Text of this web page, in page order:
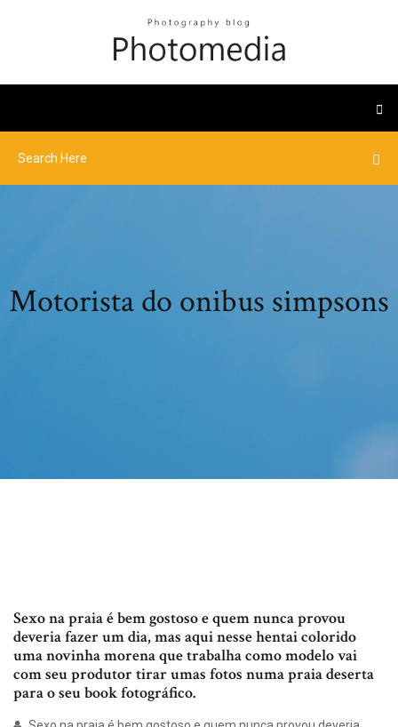
Motorista do onibus simpsons
Sexo na praia é bem gostoso e quem nunca provou
deveria fazer um dia, mas aqui nesse hentai colorido
uma novinha morena que trabalha como modelo vai
com seu produtor tirar umas fotos numa praia deserta
para o seu book fotográfico.